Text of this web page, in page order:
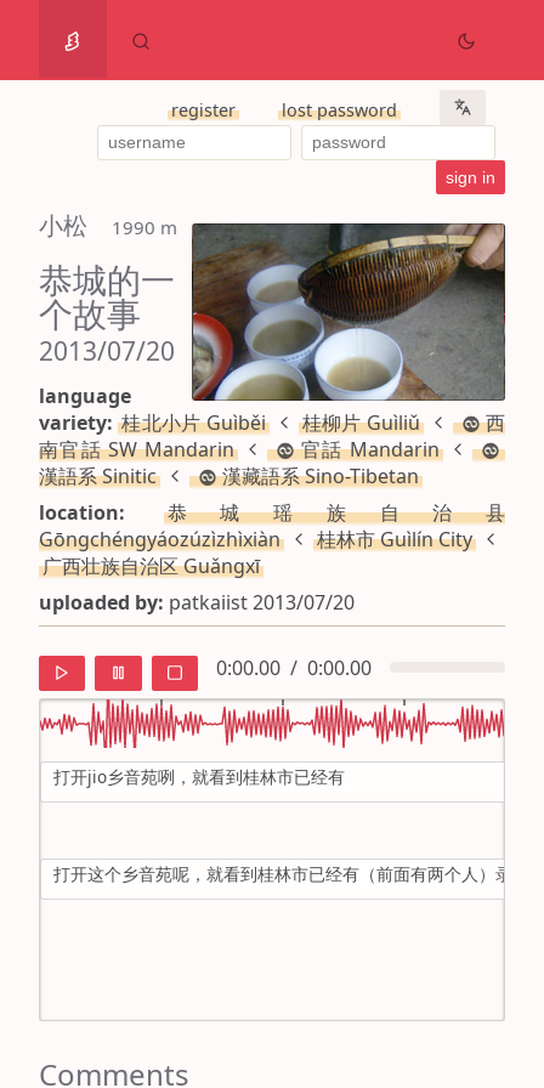
register lost password
小松 1990 m
恭城的一
个故事
2013/07/20
language
variety:桂北小片 Guìběi 桂柳片 Guìliǔ
西
南官話 SW Mandarin
官話 Mandarin
漢語系 Sinitic
漢藏語系 Sino-Tibetan
location:
恭城瑶族自治县
Gōngchéngyáozúzìzhìxiàn
桂林市 Guìlín City
广西壮族自治区 Guǎngxī
uploaded by: patkaiist 2013/07/20
0:00.00 / 0:00.00
default
mandarin
打开jio乡音苑咧，就看到桂林市已经有
打开这个乡音苑呢，就看到桂林市已经有（前面有两个人）录了
Comments